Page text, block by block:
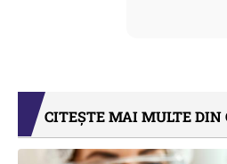
CITEȘTE MAI MULTE DIN